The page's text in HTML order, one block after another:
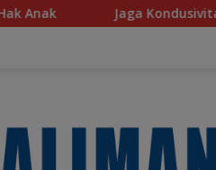
HSS, Intelkam Polda